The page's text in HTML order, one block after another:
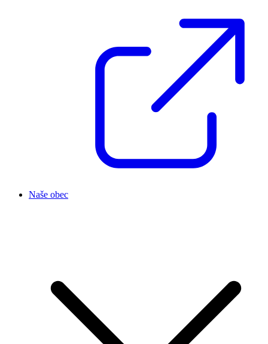
Naše obec